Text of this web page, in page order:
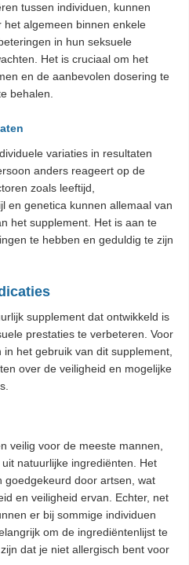
tussen individuen, kunnen
het algemeen binnen enkele
in hun seksuele
Het is cruciaal om het
en de aanbevolen dosering te
behalen.
variaties in resultaten
anders reageert op de
zoals leeftijd,
en genetica kunnen allemaal van
het supplement. Het is aan te
te hebben en geduldig te zijn
supplement dat ontwikkeld is
prestaties te verbeteren. Voor
het gebruik van dit supplement,
over de veiligheid en mogelijke
veilig voor de meeste mannen,
natuurlijke ingrediënten. Het
goedgekeurd door artsen, wat
en veiligheid ervan. Echter, net
er bij sommige individuen
om de ingrediëntenlijst te
dat je niet allergisch bent voor